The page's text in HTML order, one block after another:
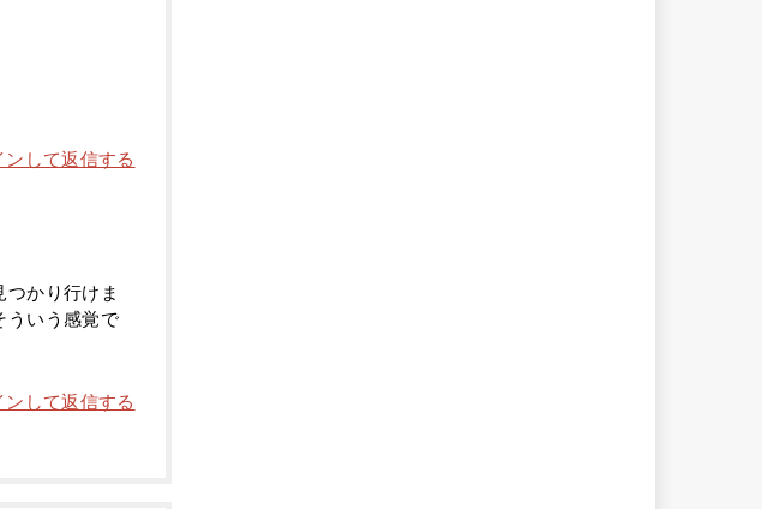
ンして返信する
つかり行けま
ういう感覚で
ンして返信する